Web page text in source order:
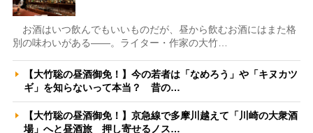
お酒はいつ飲んでもいいものだが、昼から飲むお酒にはまた格
別の味わいがある――。ライター・作家の大竹…
【大竹聡の昼酒御免！】今の若者は「なめろう」や「キヌカツ
ギ」を知らないって本当？ 昔の…
【大竹聡の昼酒御免！】京急線で多摩川越えて「川崎の大衆酒
場」へと昼酒旅 押し寄せるノス…